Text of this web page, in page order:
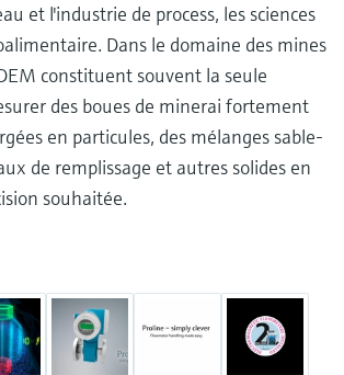
et l'industrie de process, les sciences
Dans le domaine des mines
constituent souvent la seule
des boues de minerai fortement
en particules, des mélanges sable-
de remplissage et autres solides en
souhaitée.